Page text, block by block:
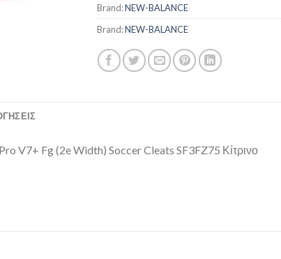
Brand:NEW-BALANCE
Brand:NEW-BALANCE
V7+ Fg (2e Width) Soccer Cleats SF3FZ75 Κίτρινο